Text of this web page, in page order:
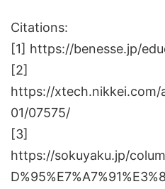
Citations:
[1] https://benesse.jp/
[2]
https://
01/07575/
[3]
https://sokuyaku.jp/